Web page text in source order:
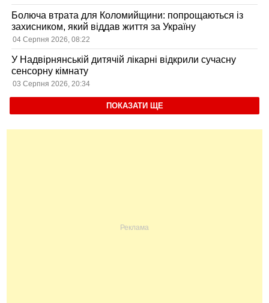
Болюча втрата для Коломийщини: попрощаються із
захисником, який віддав життя за Україну
04 Серпня 2026, 08:22
У Надвірнянській дитячій лікарні відкрили сучасну
сенсорну кімнату
03 Серпня 2026, 20:34
ПОКАЗАТИ ЩЕ